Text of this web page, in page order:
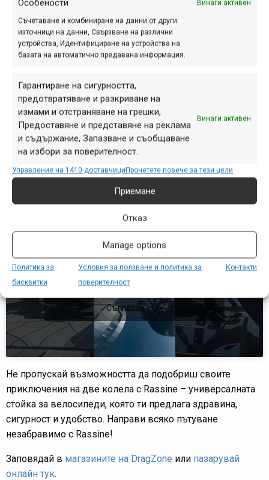
Особености Винаги активен
Съчетаване и комбиниране на данни от други
източници на данни, Свързване на различни
устройства, Идентифициране на устройства на
базата на автоматично предавана информация.
Гарантиране на сигурността,
предотвратяване и разкриване на
измами и отстраняване на грешки,
Предоставяне и представяне на реклама
и съдържание, Запазване и съобщаване
на избори за поверителност.
Винаги активен
Управление на 1410 доставчициПрочетете повече за тези цели
Приемане
Отказ
Manage options
Политика за
бисквитки
Условия за ползване и политика за
поверителност
Контакти
Лесен за използване
Едно от големите предимства на Rassine е неговата
лесна употреба. Багажникът се монтира бързо и
безпроблемно на покрива на автомобила, като не
изисква специални инструменти или умения. Просто
следвай инструкциите и твоите велосипеди ще бъдат
готови за превоз само за няколко минути.
Кликнете 'Съгласен съм', за да
активирате Youtube
Политика за бисквитки
Съгласен съм
Не пропускай възможността да подобриш своите
приключения на две колела с Rassine – универсалната
стойка за велосипеди, която ти предлага здравина,
сигурност и удобство. Направи всяко пътуване
незабравимо с Rassine!
Заповядай в магазините на DragZone или пазарувай
онлайн тук.